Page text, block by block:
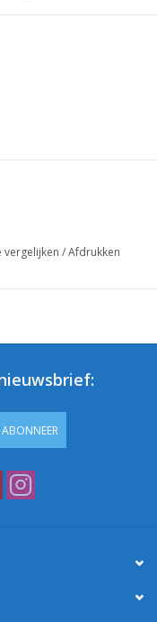
vergelijken /Afdrukken
ABONNEER